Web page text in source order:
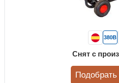
380В
Снят с
Подобрать